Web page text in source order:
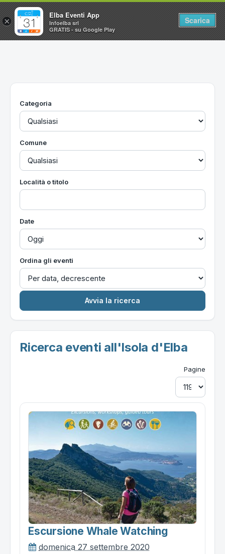
Home
Utilità
Categoria
Comune
Località o titolo
Date
Ordina gli eventi
Ricerca eventi all'Isola d'Elba
Pagine
Escursione Whale Watching
domenica 27 settembre 2020
×
Elba Eventi App
Infoelba srl
GRATIS - su Google Play
Scarica